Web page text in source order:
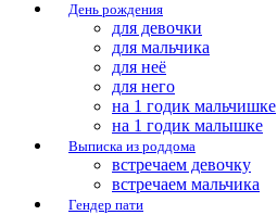
День рождения
для девочки
для мальчика
для неё
для него
на 1 годик мальчишке
на 1 годик малышке
Выписка из роддома
встречаем девочку
встречаем мальчика
Гендер пати